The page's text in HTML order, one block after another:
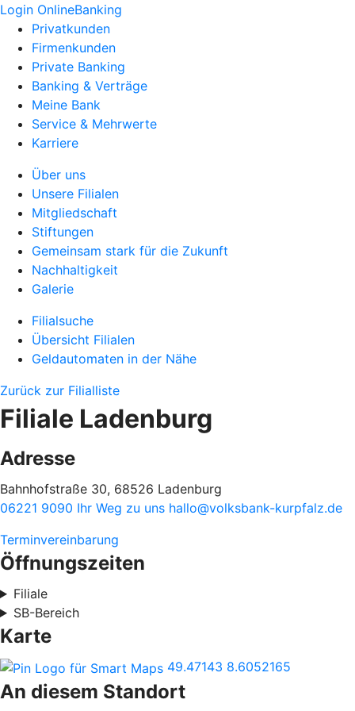
Login OnlineBanking
Privatkunden
Firmenkunden
Private Banking
Banking & Verträge
Meine Bank
Service & Mehrwerte
Karriere
Über uns
Unsere Filialen
Mitgliedschaft
Stiftungen
Gemeinsam stark für die Zukunft
Nachhaltigkeit
Galerie
Filialsuche
Übersicht Filialen
Geldautomaten in der Nähe
Zurück zur Filialliste
Filiale Ladenburg
Adresse
Bahnhofstraße 30, 68526 Ladenburg
06221 9090 Ihr Weg zu uns hallo@volksbank-kurpfalz.de
Terminvereinbarung
Öffnungszeiten
Filiale
SB-Bereich
Karte
49.47143 8.6052165
An diesem Standort